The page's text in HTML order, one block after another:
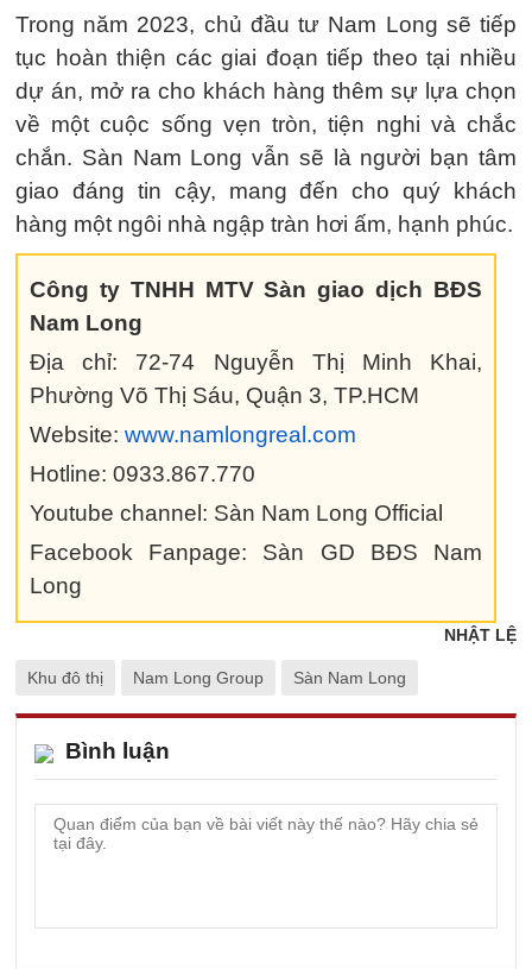
Trong năm 2023, chủ đầu tư Nam Long sẽ tiếp
tục hoàn thiện các giai đoạn tiếp theo tại nhiều
dự án, mở ra cho khách hàng thêm sự lựa chọn
về một cuộc sống vẹn tròn, tiện nghi và chắc
chắn. Sàn Nam Long vẫn sẽ là người bạn tâm
giao đáng tin cậy, mang đến cho quý khách
hàng một ngôi nhà ngập tràn hơi ấm, hạnh phúc.
Công ty TNHH MTV Sàn giao dịch BĐS
Nam Long
Địa chỉ: 72-74 Nguyễn Thị Minh Khai,
Phường Võ Thị Sáu, Quận 3, TP.HCM
Website: www.namlongreal.com
Hotline: 0933.867.770
Youtube channel: Sàn Nam Long Official
Facebook Fanpage: Sàn GD BĐS Nam
Long
NHẬT LỆ
Khu đô thị Nam Long Group Sàn Nam Long
Bình luận